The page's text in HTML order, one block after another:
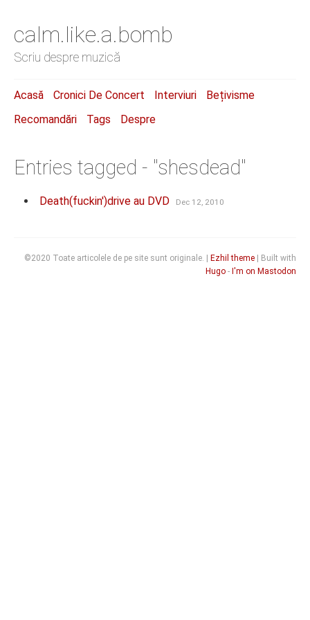
calm.like.a.bomb
Scriu despre muzică
Acasă Cronici De Concert Interviuri
Bețivisme
Recomandări
Tags Despre
Entries tagged - "shesdead"
Death(fuckin')drive au DVD Dec 12, 2010
©2020 Toate articolele de pe site sunt originale. | Ezhil theme | Built with
Hugo - I'm on Mastodon